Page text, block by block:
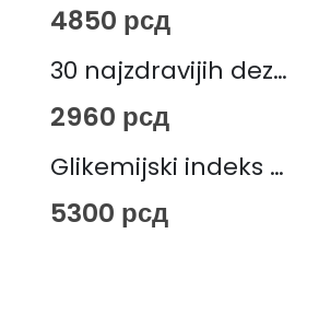
4850 рсд
30 najzdravijih dezerta (E-KNJIGA)
2960 рсд
Glikemijski indeks & Glikemijsko opterećenje (E-KNJIGA)
5300 рсд